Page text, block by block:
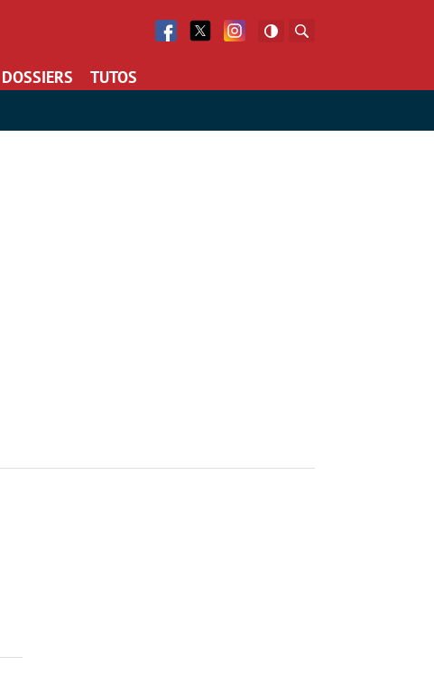
Facebook
Twitter Facebook
DOSSIERS TUTOS